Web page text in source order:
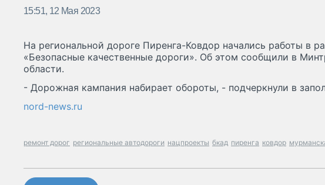
15:51, 12 Мая 2023
На региональной дороге Пиренга-Ковдор начались работы в
«Безопасные качественные дороги». Об этом сообщили в
области.
- Дорожная кампания набирает обороты, - подчеркнули в
nord-news.ru
ремонт дорог региональные автодороги нацпроекты бкад пиренга ковдор